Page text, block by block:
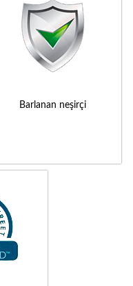
Barlanan neşirçi